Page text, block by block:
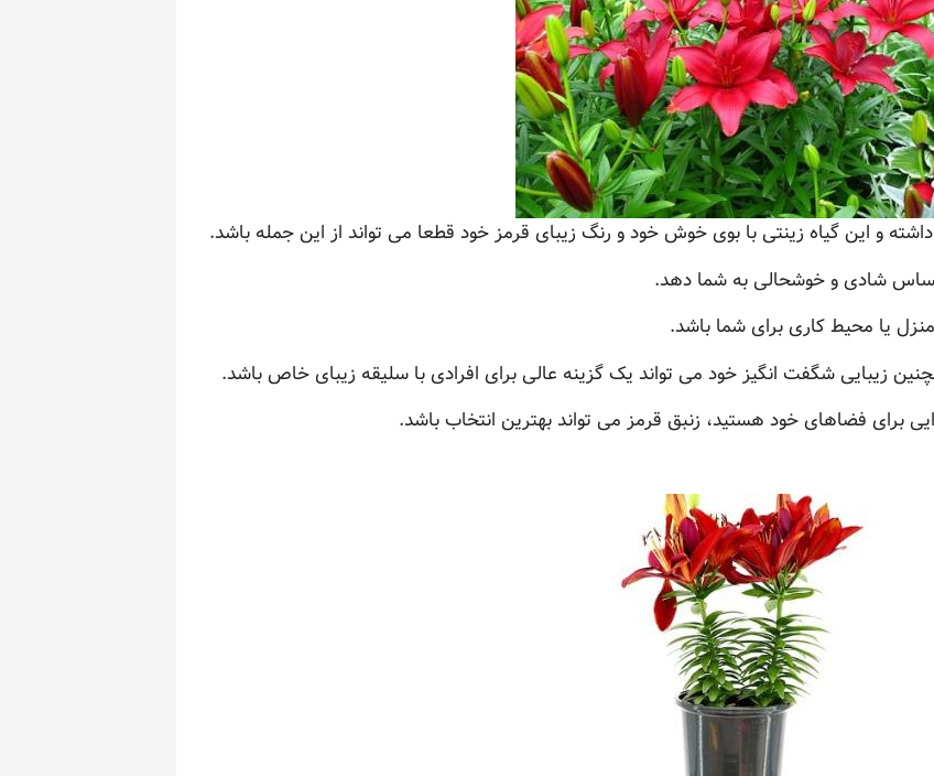
و این گیاه زینتی با بوی خوش خود و رنگ زیبای قرمز خود قطعا می تواند از این جمله باشد.
شادی و خوشحالی به شما دهد.
یا محیط کاری برای شما باشد.
زیبایی شگفت انگیز خود می تواند یک گزینه عالی برای افرادی با سلیقه زیبای خاص باشد.
برای فضاهای خود هستید، زنبق قرمز می تواند بهترین انتخاب باشد.